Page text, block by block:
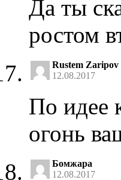
Да ты
ростом
Rustem Zaripov
12.08.2017
По идее
огонь
Бомжара
12.08.2017